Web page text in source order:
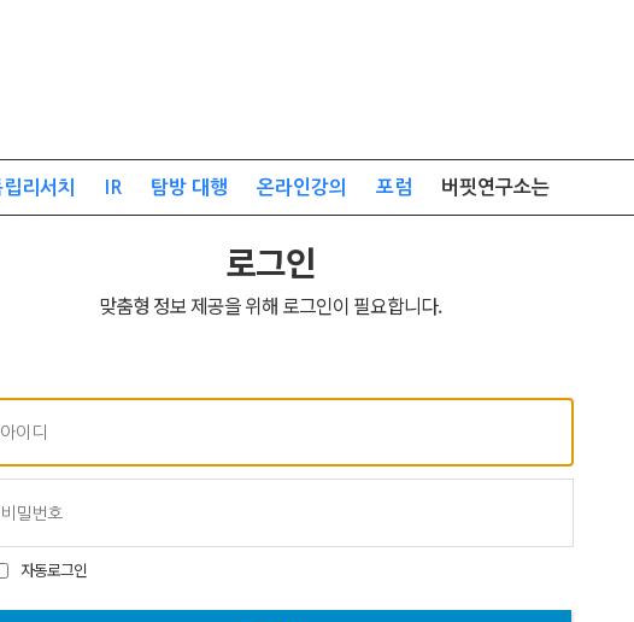
리서치 IR 탐방 대행 온라인강의 포럼 버핏연구소는
로그인
맞춤형 정보 제공을 위해 로그인이 필요합니다.
자동로그인